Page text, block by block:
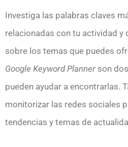
Investiga las palabras claves
relacionadas con tu actividad y
sobre los temas que puedes
Google Keyword Planner son
pueden ayudar a encontrarlas.
monitorizar las redes sociales
tendencias y temas de